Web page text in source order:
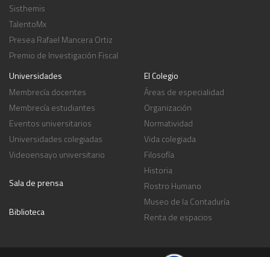
Sisthemis
TalentoMx
Presea Rafael Mancera Ortiz
Premio de Investigación Fiscal
Universidades
Membrecía docentes
Membrecía estudiantes
Eventos universitarios
Universidades colegiadas
Videoensayo universitario
Sala de prensa
Biblioteca
El Colegio
Áreas de especialidad
Organización
Normatividad
Vida colegiada
Filosofía
Historia
Rostro Humano
Museo de la Contaduría
Renta de espacios